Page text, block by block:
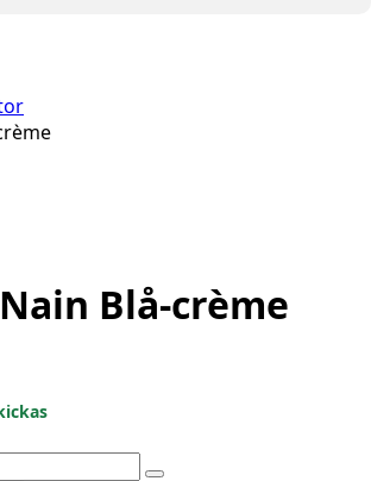
Blå-crème